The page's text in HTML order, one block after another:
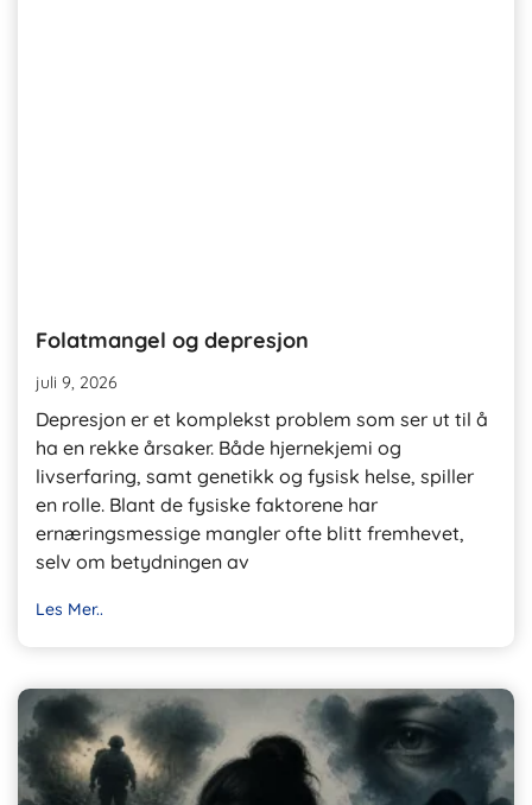
Folatmangel og depresjon
juli 9, 2026
Depresjon er et komplekst problem som ser ut til å
ha en rekke årsaker. Både hjernekjemi og
livserfaring, samt genetikk og fysisk helse, spiller
en rolle. Blant de fysiske faktorene har
ernæringsmessige mangler ofte blitt fremhevet,
selv om betydningen av
Les Mer..